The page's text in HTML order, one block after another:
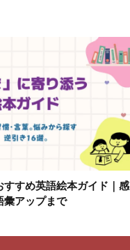
すすめ英語絵本ガイド｜感
彙アップまで